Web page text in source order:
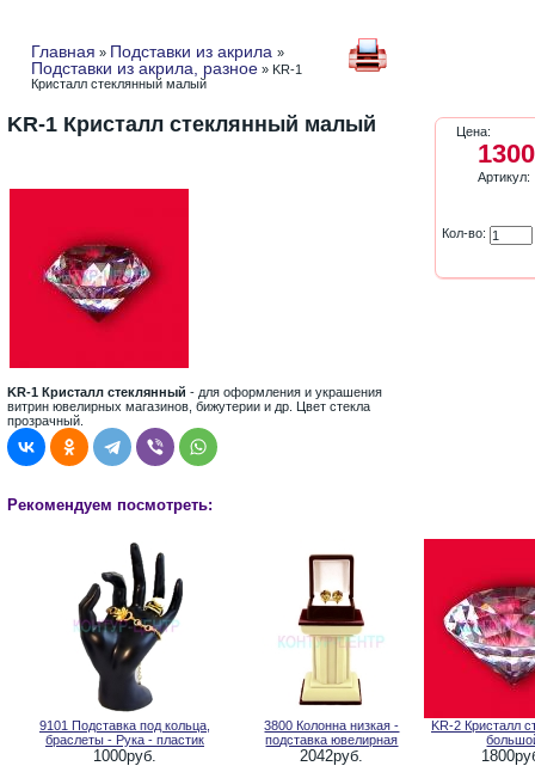
Главная » Подставки из акрила »
Подставки из акрила, разное » KR-1
Кристалл стеклянный малый
KR-1 Кристалл стеклянный малый
KR-1 Кристалл стеклянный - для оформления и украшения
витрин ювелирных магазинов, бижутерии и др. Цвет стекла
прозрачный.
Цена:
Артикул:
Кол-во:
Рекомендуем посмотреть:
9101 Подставка под кольца,
браслеты - Рука - пластик
1000руб.
3800 Колонна низкая -
подставка ювелирная
2042руб.
KR-2 Кристалл